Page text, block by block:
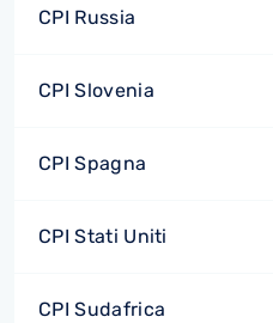
CPI Russia
CPI Slovenia
CPI Spagna
CPI Stati Uniti
CPI Sudafrica